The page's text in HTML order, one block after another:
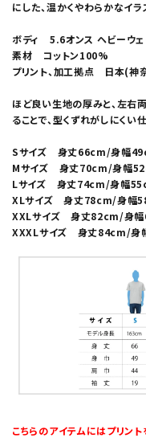
にした、温かくやわらかなイ
ボディ 5.6オンス ヘビーウェ
素材 コットン100%
プリント、加工拠点 日本(神
ほど良い生地の厚みと、左右
ることで、型くずれがしにくい
Sサイズ 身丈66cm/身幅
Mサイズ 身丈70cm/身幅
Lサイズ 身丈74cm/身幅
XLサイズ 身丈78cm/身幅
XXLサイズ 身丈82cm/身
XXXLサイズ 身丈84cm/身
こちらのアイテムにはプリン